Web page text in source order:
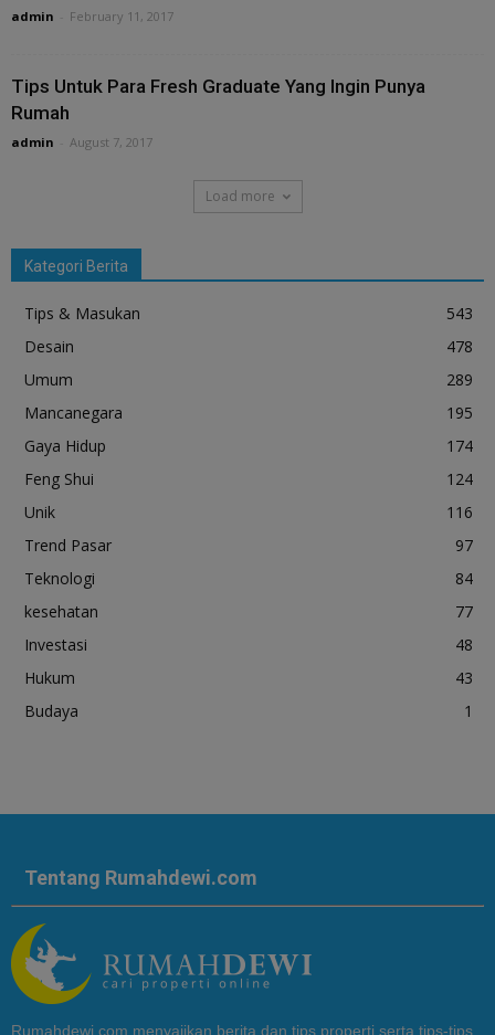
admin February 11, 2017
Tips Untuk Para Fresh Graduate Yang Ingin Punya
Rumah
admin August 7, 2017
Load more
Kategori Berita
Tips & Masukan
543
Desain
478
Umum
289
Mancanegara
195
Gaya Hidup
174
Feng Shui
124
Unik
116
Trend Pasar
97
Teknologi
84
kesehatan
77
Investasi
48
Hukum
43
Budaya
1
Tentang Rumahdewi.com
Rumahdewi.com menyajikan berita dan tips properti serta tips-tips